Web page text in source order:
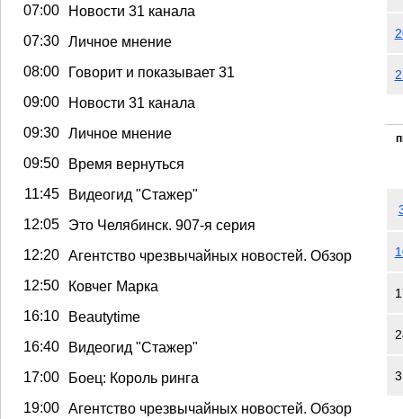
07:00 Новости 31 канала
07:30 Личное мнение
08:00 Говорит и показывает 31
09:00 Новости 31 канала
09:30 Личное мнение
09:50 Время вернуться
11:45 Видеогид "Стажер"
12:05 Это Челябинск. 907-я серия
12:20 Агентство чрезвычайных новостей. Обзор
12:50 Ковчег Марка
16:10 Beautytime
16:40 Видеогид "Стажер"
17:00 Боец: Король ринга
19:00 Агентство чрезвычайных новостей. Обзор